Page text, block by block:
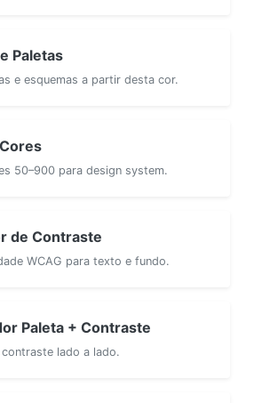
Paletas
e esquemas a partir desta cor.
50–900 para design system.
de Contraste
WCAG para texto e fundo.
Paleta + Contraste
lado a lado.